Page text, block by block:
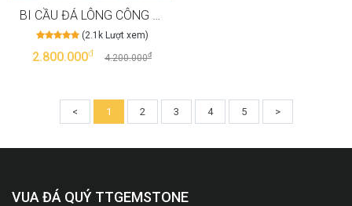
BI CẦU ĐÁ LÔNG CÔNG NGUYÊN KHỐI NGANG 15CM
(2.1k Lượt xem)
2.800.000đ 4.200.000đ
< 1 2 3 4 5 >
VUA ĐÁ QUÝ TTGEMSTONE